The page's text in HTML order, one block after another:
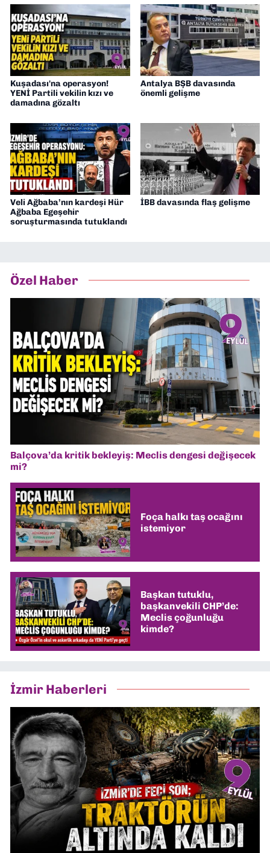
Kuşadası'na operasyon!
YENİ Partili vekilin kızı ve
damadına gözaltı
Antalya BŞB davasında
önemli gelişme
Veli Ağbaba’nın kardeşi Hür
Ağbaba Egeşehir
soruşturmasında tutuklandı
İBB davasında flaş gelişme
Özel Haber
Balçova’da kritik bekleyiş: Meclis dengesi değişecek
mi?
Foça halkı taş ocağını
istemiyor
Başkan tutuklu,
başkanvekili CHP’de:
Meclis çoğunluğu
kimde?
İzmir Haberleri